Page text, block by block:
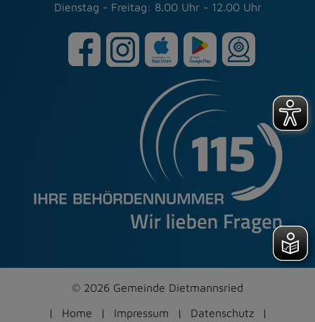
Dienstag - Freitag: 8.00 Uhr - 12.00 Uhr
© 2026 Gemeinde Dietmannsried
Home
Impressum Datenschutz